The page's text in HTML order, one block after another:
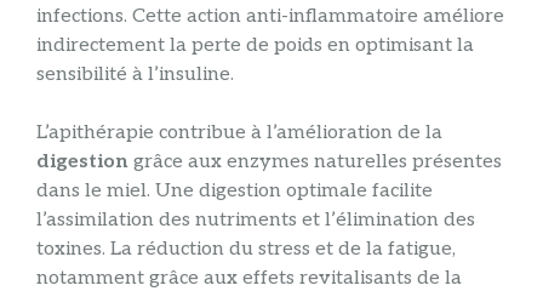
infections. Cette action anti-inflammatoire améliore
indirectement la perte de poids en optimisant la
sensibilité à l’insuline.
L’apithérapie contribue à l’amélioration de la
digestion grâce aux enzymes naturelles présentes
dans le miel. Une digestion optimale facilite
l’assimilation des nutriments et l’élimination des
toxines. La réduction du stress et de la fatigue,
notamment grâce aux effets revitalisants de la